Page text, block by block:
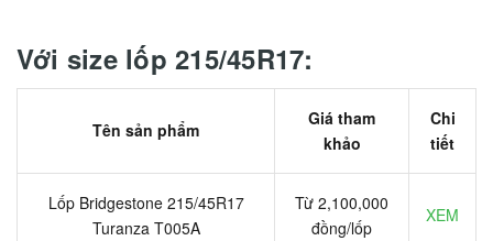
Với size lốp 215/45R17:
Tên sản phẩm
Giá tham
khảo
Chi
tiết
Lốp Bridgestone 215/45R17
Turanza T005A
Từ 2,100,000
đồng/lốp
XEM